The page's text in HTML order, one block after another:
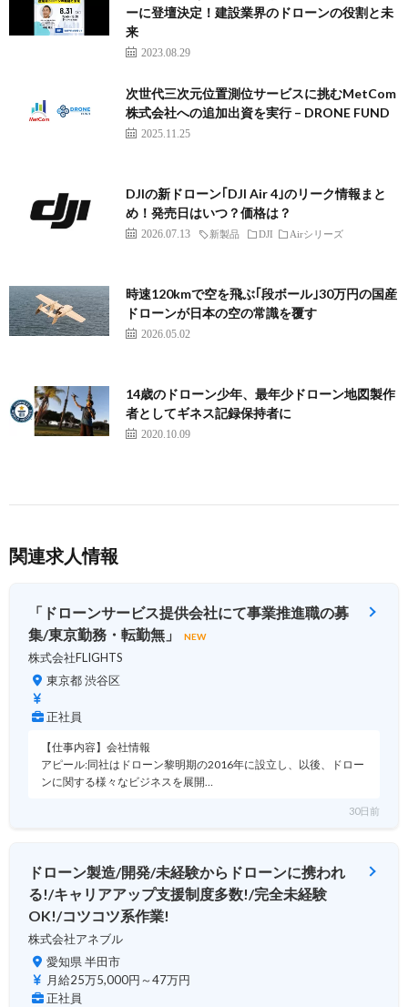
ーに登壇決定！建設業界のドローンの役割と未
来
2023.08.29
次世代三次元位置測位サービスに挑むMetCom
株式会社への追加出資を実行 – DRONE FUND
2025.11.25
DJIの新ドローン｢DJI Air 4｣のリーク情報まと
め！発売日はいつ？価格は？
2026.07.13 新製品 DJI Airシリーズ
時速120kmで空を飛ぶ｢段ボール｣30万円の国産
ドローンが日本の空の常識を覆す
2026.05.02
14歳のドローン少年、最年少ドローン地図製作
者としてギネス記録保持者に
2020.10.09
関連求人情報
「ドローンサービス提供会社にて事業推進職の募
集/東京勤務・転勤無」
NEW
株式会社FLIGHTS
東京都 渋谷区
正社員
【仕事内容】会社情報
アピール:同社はドローン黎明期の2016年に設立し、以後、ドロー
ンに関する様々なビジネスを展開…
30日前
ドローン製造/開発/未経験からドローンに携われ
る!/キャリアアップ支援制度多数!/完全未経験
OK!/コツコツ系作業!
株式会社アネブル
愛知県 半田市
月給25万5,000円～47万円
正社員